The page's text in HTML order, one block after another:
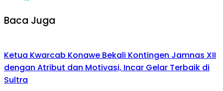
Baca Juga
Ketua Kwarcab Konawe Bekali Kontingen Jamnas XII
dengan Atribut dan Motivasi, Incar Gelar Terbaik di
Sultra